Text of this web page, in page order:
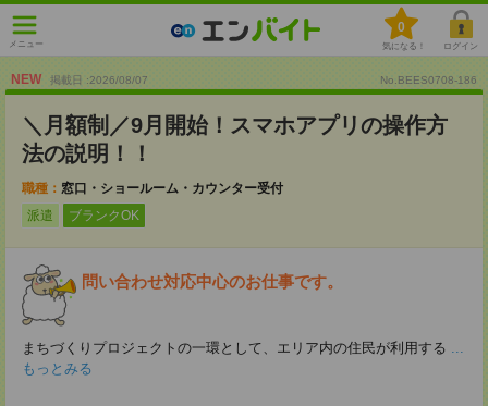
メニュー
0
気になる！ ログイン
NEW 掲載日 :2026/08/07 No.BEES0708-186
＼月額制／9月開始！スマホアプリの操作方
法の説明！！
職種： 窓口・ショールーム・カウンター受付
派遣
ブランクOK
問い合わせ対応中心のお仕事です。
まちづくりプロジェクトの一環として、エリア内の住民が利用する ...
もっとみる